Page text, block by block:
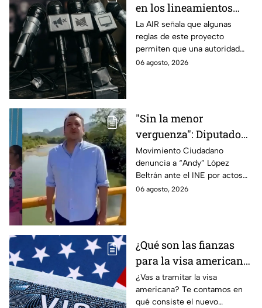
en los lineamientos
para proteger a las
audiencias
La AIR señala que algunas
reglas de este proyecto
permiten que una autoridad
gubernamental supervise,
06 agosto, 2026
"Sin la menor
verguenza": Diputado
Juan Zavala denuncia
ante el INE a Andy
López Beltrán por
campaña anticipada en
Movimiento Ciudadano
denuncia a “Andy” López
Beltrán ante el INE por actos
anticipados de campaña en
06 agosto, 2026
¿Qué son las fianzas
para la visa americana
y por qué causan tanta
controversia?
¿Vas a tramitar la visa
americana? Te contamos en
qué consiste el nuevo